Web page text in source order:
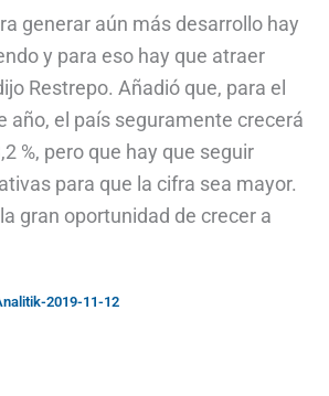
generar aún más desarrollo hay
y para eso hay que atraer
Restrepo. Añadió que, para el
año, el país seguramente crecerá
%, pero que hay que seguir
para que la cifra sea mayor.
gran oportunidad de crecer a
-2019-11-12